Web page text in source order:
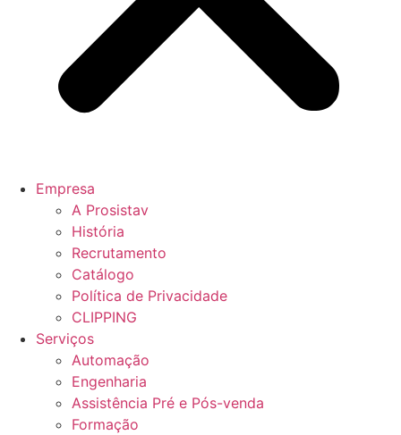
Empresa
A Prosistav
História
Recrutamento
Catálogo
Política de Privacidade
CLIPPING
Serviços
Automação
Engenharia
Assistência Pré e Pós-venda
Formação